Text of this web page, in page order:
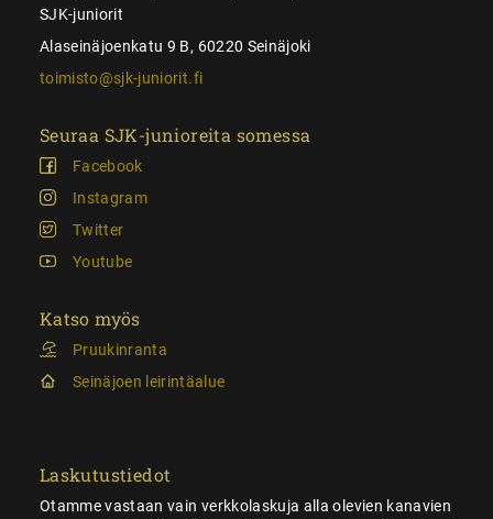
SJK-juniorit
Alaseinäjoenkatu 9 B, 60220 Seinäjoki
toimisto@sjk-juniorit.fi
Seuraa SJK-junioreita somessa
Facebook
Instagram
Twitter
Youtube
Katso myös
Pruukinranta
Seinäjoen leirintäalue
Laskutustiedot
Otamme vastaan vain verkkolaskuja alla olevien kanavien